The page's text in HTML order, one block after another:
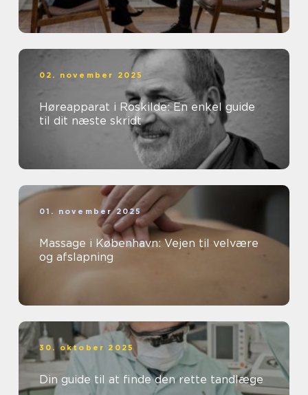
02. november 2025
Høreapparat i Roskilde: En enkel guide
til dit næste skridt
01. november 2025
Massage i København: Vejen til velvære
og afslapning
30. oktober 2025
Din guide til at finde den rette tandlæge